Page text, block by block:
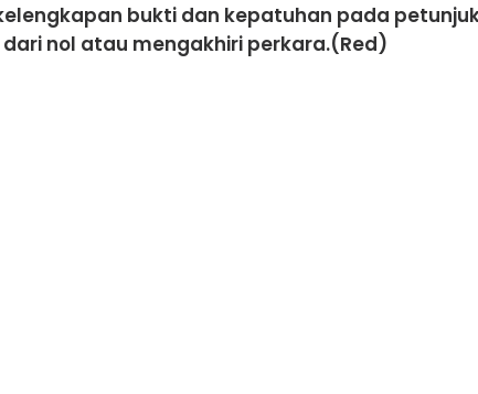
bukti dan kepatuhan pada
nol atau mengakhiri perkara.(Red)